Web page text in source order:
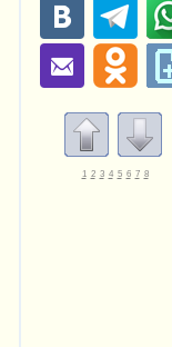
1 2 3 4 5 6 7 8